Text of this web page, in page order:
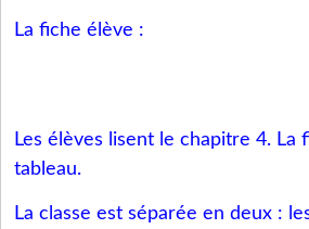
La fiche élève :
Les élèves lisent le chapitre 4.
tableau.
La classe est séparée en deux :